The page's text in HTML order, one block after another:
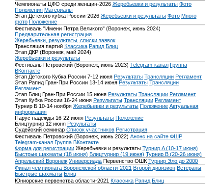
Чемпионаты ЦФО среди женщин-2026 Жеребьевки и результаты Фото
Положения Материалы
Этап Детского кубка России-2026 Жеребьевки и результаты Фото Много
фото Положение
Фестиваль "Имени Петра Великого" (Воронеж, июнь 2024)
Предварительная регистрация
Жеребьевки, результаты, списки заявок
Трансляция партий Классика Рапид Блиц
Этап ДКР (Воронеж, май 2024)
Жеребьевки и результаты
Фестиваль Петровский (Воронеж, июнь 2023) Telegram-канал Группа
ВКонтакте
Этап Детского Кубка России 7-12 июня Результаты Трансляции Регламент
Этап Рапид Гран-При России 13-14 июня Результаты Трансляции
Регламент
Этап Блиц Гран-При России 15 июня Результаты Трансляции Регламент
Этап Кубка России 16-24 июня Результаты Трансляции Регламент
Турнир Б 10-14 ноября Жеребьевки и результаты Положение Актуальная
информация
Парус надежды 16-22 июня Результаты Положение
Блицтурнир 12 июня Результаты
Судейский семинар Список участников Регистрация
Фестиваль Петровский (Воронеж, июнь 2022) Анонс на сайте ФШР
Telegram-канал Группа ВКонтакте
Форма для регистрации Жеребьевки и результаты Турнир A (10-17 июня)
Быстрые шахматы (18 июня) Блицтурнир (19 июня) Турнир B (20-26 июня)
Апрельский Воронеж Универсиада Первенство ОШК Турнир Эло до 2000
Финал чемпионата Воронежской области-2021 Второй дивизион Ветераны
Быстрые шахматы Блиц
Юниорские первенства области-2021 Классика Рапид Блиц